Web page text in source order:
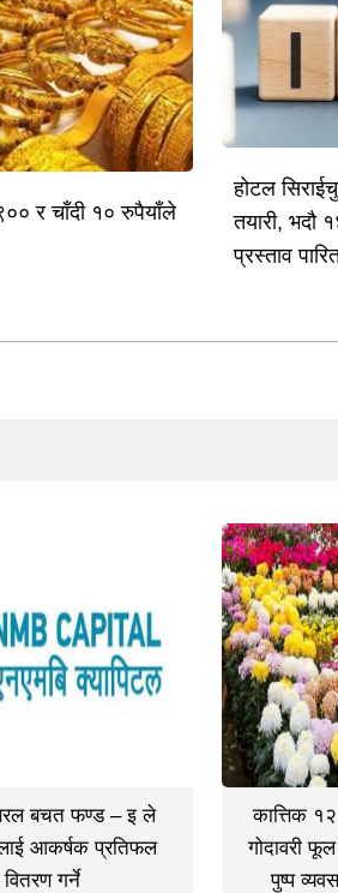
र चाँदी १० रुपैयाँले
होटल
तयारी, भदौ
प्रस्ताव
बचत फण्ड – इ ले
आकर्षक प्रतिफल
वितरण गर्ने
कात्तिक
गोदावरी
पुष्प